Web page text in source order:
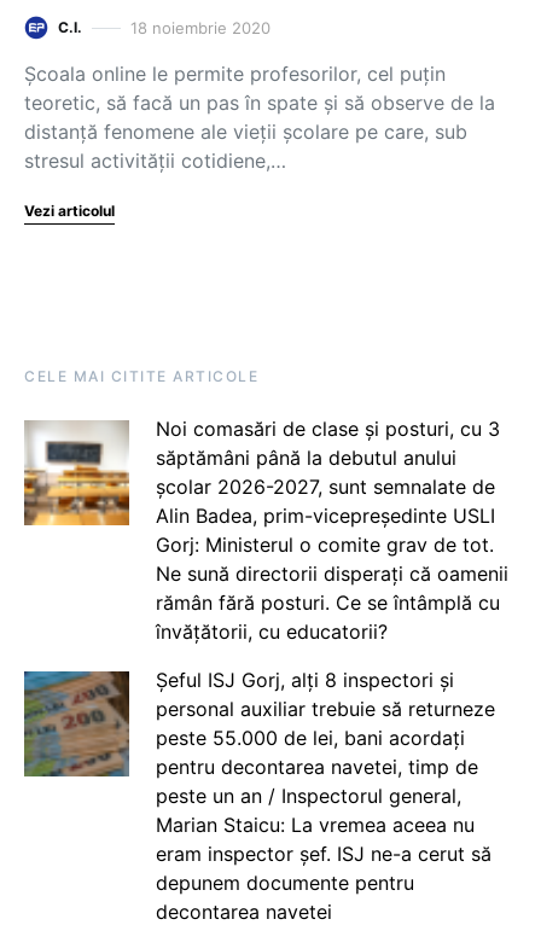
C.I. 18 noiembrie 2020
Școala online le permite profesorilor, cel puțin
teoretic, să facă un pas în spate și să observe de la
distanță fenomene ale vieții școlare pe care, sub
stresul activității cotidiene,…
Vezi articolul
CELE MAI CITITE ARTICOLE
Noi comasări de clase și posturi, cu 3
săptămâni până la debutul anului
școlar 2026-2027, sunt semnalate de
Alin Badea, prim-vicepreședinte USLI
Gorj: Ministerul o comite grav de tot.
Ne sună directorii disperați că oamenii
rămân fără posturi. Ce se întâmplă cu
învățătorii, cu educatorii?
Șeful ISJ Gorj, alți 8 inspectori și
personal auxiliar trebuie să returneze
peste 55.000 de lei, bani acordați
pentru decontarea navetei, timp de
peste un an / Inspectorul general,
Marian Staicu: La vremea aceea nu
eram inspector șef. ISJ ne-a cerut să
depunem documente pentru
decontarea navetei